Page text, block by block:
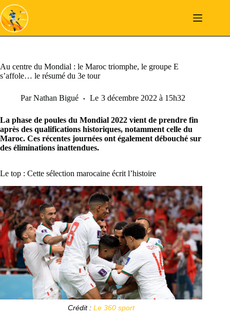
Passer
au
contenu
Au centre du Mondial : le Maroc triomphe, le groupe E
s’affole… le résumé du 3e tour
Par Nathan Bigué Le 3 décembre 2022 à 15h32
La phase de poules du Mondial 2022 vient de prendre fin
après des qualifications historiques, notamment celle du
Maroc. Ces récentes journées ont également débouché sur
des éliminations inattendues.
Le top : Cette sélection marocaine écrit l’histoire
Crédit :Le 360 sport